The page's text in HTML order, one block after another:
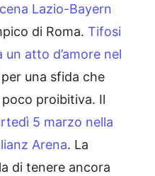
Lazio-Bayern
di Roma. Tifosi
atto d’amore nel
per una sfida che
proibitiva. Il
5 marzo nella
Arena. La
di tenere ancora